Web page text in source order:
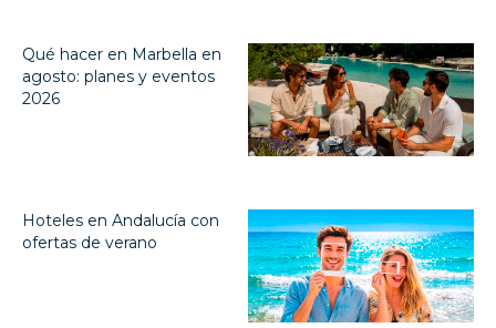
Qué hacer en Marbella en
agosto: planes y eventos
2026
Hoteles en Andalucía con
ofertas de verano